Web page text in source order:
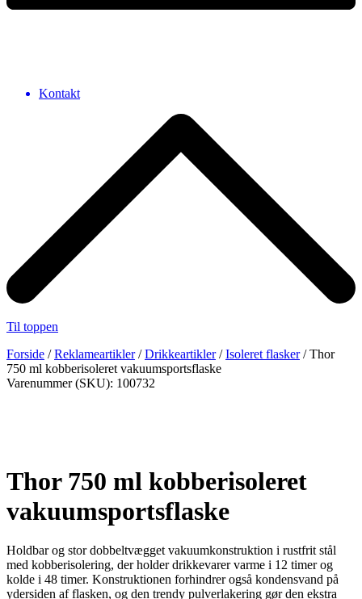
Kontakt
Til toppen
Forside /Reklameartikler/Drikkeartikler/Isoleret flasker/ Thor
750 ml kobberisoleret vakuumsportsflaske
Varenummer (SKU): 100732
Thor 750 ml kobberisoleret
vakuumsportsflaske
Holdbar og stor dobbeltvægget vakuumkonstruktion i rustfrit stål
med kobberisolering, der holder drikkevarer varme i 12 timer og
kolde i 48 timer. Konstruktionen forhindrer også kondensvand på
ydersiden af flasken, og den trendy pulverlakering gør den ekstra